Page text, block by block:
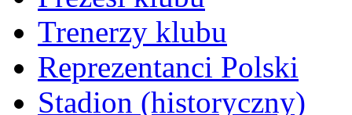
Trenerzy klubu
Reprezentanci Polski
Stadion (historyczny)